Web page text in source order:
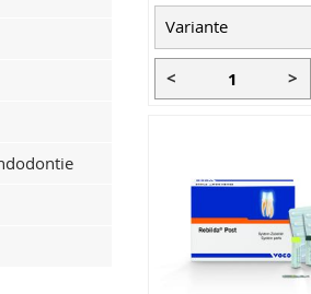
< >